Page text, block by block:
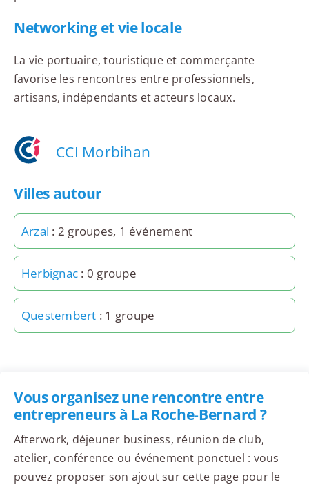
Networking et vie locale
La vie portuaire, touristique et commerçante
favorise les rencontres entre professionnels,
artisans, indépendants et acteurs locaux.
CCI Morbihan
Villes autour
Arzal : 2 groupes, 1 événement
Herbignac : 0 groupe
Questembert : 1 groupe
Vous organisez une rencontre entre
entrepreneurs à La Roche-Bernard ?
Afterwork, déjeuner business, réunion de club,
atelier, conférence ou événement ponctuel : vous
pouvez proposer son ajout sur cette page pour le